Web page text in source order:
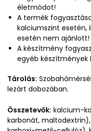
életmódot!
A termék
kalciumszint esetén,
esetén nem ajánlott!
A készítmény
egyéb
Tárolás:
lezárt dobozában.
Összetevők: kalcium-
karbonát,